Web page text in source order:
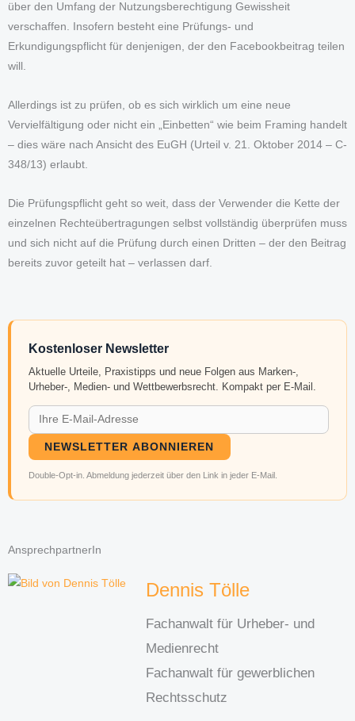
über den Umfang der Nutzungsberechtigung Gewissheit
verschaffen. Insofern besteht eine Prüfungs- und
Erkundigungspflicht für denjenigen, der den Facebookbeitrag teilen
will.
Allerdings ist zu prüfen, ob es sich wirklich um eine neue
Vervielfältigung oder nicht ein „Einbetten“ wie beim Framing handelt
– dies wäre nach Ansicht des EuGH (Urteil v. 21. Oktober 2014 – C-
348/13) erlaubt.
Die Prüfungspflicht geht so weit, dass der Verwender die Kette der
einzelnen Rechteübertragungen selbst vollständig überprüfen muss
und sich nicht auf die Prüfung durch einen Dritten – der den Beitrag
bereits zuvor geteilt hat – verlassen darf.
Kostenloser Newsletter
Aktuelle Urteile, Praxistipps und neue Folgen aus Marken-,
Urheber-, Medien- und Wettbewerbsrecht. Kompakt per E-Mail.
NEWSLETTER ABONNIEREN
Double-Opt-in. Abmeldung jederzeit über den Link in jeder E-Mail.
AnsprechpartnerIn
Dennis Tölle
Fachanwalt für Urheber- und
Medienrecht
Fachanwalt für gewerblichen
Rechtsschutz